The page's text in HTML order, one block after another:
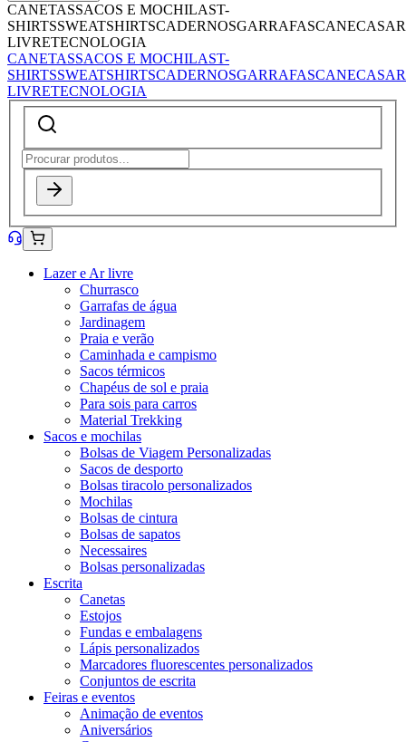
CANETASSACOS E MOCHILAST-
SHIRTSSWEATSHIRTSCADERNOSGARRAFASCANECASAR
LIVRETECNOLOGIA
CANETASSACOS E MOCHILAST-
SHIRTSSWEATSHIRTSCADERNOSGARRAFASCANECASAR
LIVRETECNOLOGIA
Lazer e Ar livre
Churrasco
Garrafas de água
Jardinagem
Praia e verão
Caminhada e campismo
Sacos térmicos
Chapéus de sol e praia
Para sois para carros
Material Trekking
Sacos e mochilas
Bolsas de Viagem Personalizadas
Sacos de desporto
Bolsas tiracolo personalizados
Mochilas
Bolsas de cintura
Bolsas de sapatos
Necessaires
Bolsas personalizadas
Escrita
Canetas
Estojos
Fundas e embalagens
Lápis personalizados
Marcadores fluorescentes personalizados
Conjuntos de escrita
Feiras e eventos
Animação de eventos
Aniversários